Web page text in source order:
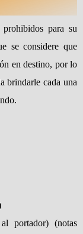
para su
se considere que
en destino, por lo
brindarle cada una
portador) (notas